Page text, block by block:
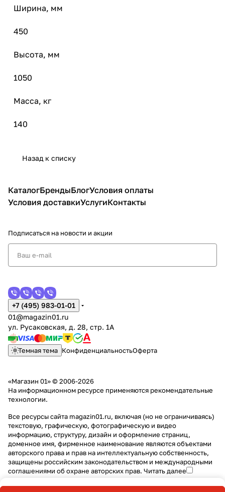
Ширина, мм
450
Высота, мм
1050
Масса, кг
140
Назад к списку
КаталогБрендыБлогУсловия оплаты
Условия доставкиУслугиКонтакты
Подписаться на новости и акции
+7 (495) 983-01-01
01@magazin01.ru
ул. Русаковская, д. 28, стр. 1А
Темная тема КонфиденциальностьОферта
«Магазин 01» © 2006-2026
На информационном ресурсе применяются рекомендательные
технологии.
Все ресурсы сайта magazin01.ru, включая (но не ограничиваясь)
текстовую, графическую, фотографическую и видео
информацию, структуру, дизайн и оформление страниц,
доменное имя, фирменное наименование являются объектами
авторского права и прав на интеллектуальную собственность,
защищены российским законодательством и международными
соглашениями об охране авторских прав. Читать далее